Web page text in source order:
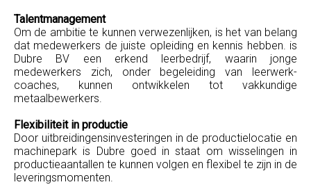
Talentmanagement
Om de ambitie te kunnen verwezenlijken, is het van belang
dat medewerkers de juiste opleiding en kennis hebben. is
Dubre BV een erkend leerbedrijf, waarin jonge
medewerkers zich, onder begeleiding van leerwerk-
coaches, kunnen ontwikkelen tot vakkundige
metaalbewerkers.
Flexibiliteit in productie
Door uitbreidingensinvesteringen in de productielocatie en
machinepark is Dubre goed in staat om wisselingen in
productieaantallen te kunnen volgen en flexibel te zijn in de
leveringsmomenten.